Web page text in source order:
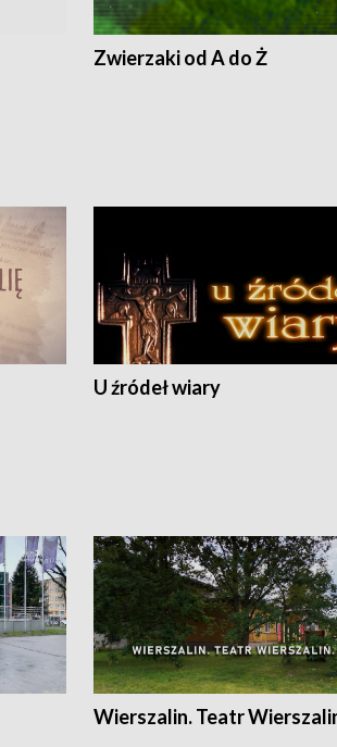
Zwierzaki od A do Ż
U źródeł wiary
Wierszalin. Teatr